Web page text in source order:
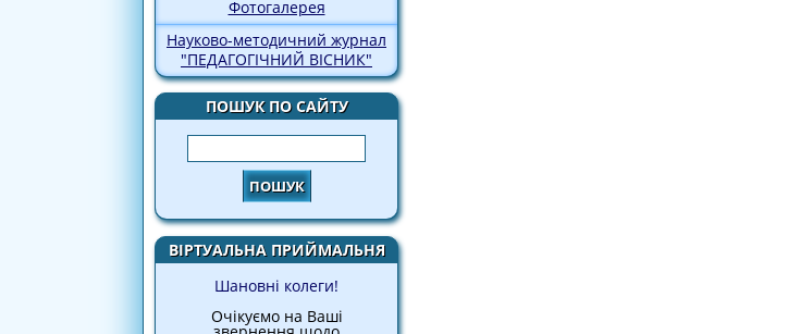
Фотогалерея
Науково-методичний журнал
"ПЕДАГОГІЧНИЙ ВІСНИК"
ПОШУК ПО САЙТУ
Пошук
ВІРТУАЛЬНА ПРИЙМАЛЬНЯ
Шановні колеги!
Очікуємо на Ваші